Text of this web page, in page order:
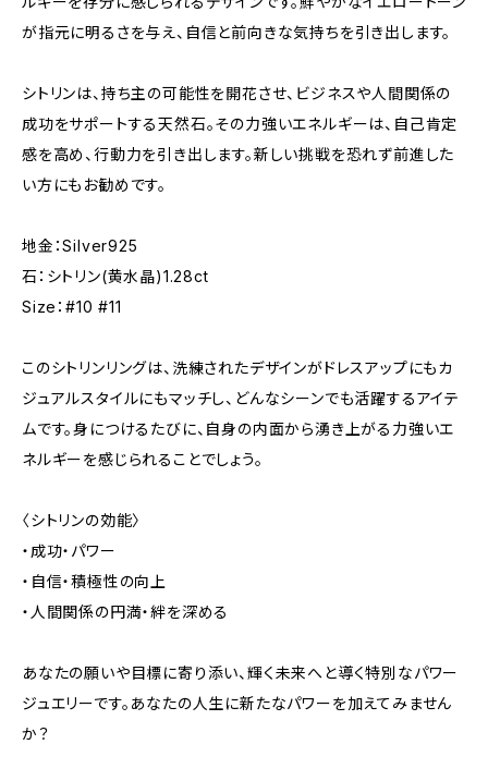
が指元に明るさを与え、自信と前向きな気持ちを引き出します。
シトリンは、持ち主の可能性を開花させ、ビジネスや人間関係の
成功をサポートする天然石。その力強いエネルギーは、自己肯定
感を高め、行動力を引き出します。新しい挑戦を恐れず前進した
い方にもお勧めです。
地金：Silver925
石：シトリン(黄水晶)1.28ct
Size：#10 #11
このシトリンリングは、洗練されたデザインがドレスアップにもカ
ジュアルスタイルにもマッチし、どんなシーンでも活躍するアイテ
ムです。身につけるたびに、自身の内面から湧き上がる力強いエ
ネルギーを感じられることでしょう。
〈シトリンの効能〉
・成功・パワー
・自信・積極性の向上
・人間関係の円満・絆を深める
あなたの願いや目標に寄り添い、輝く未来へと導く特別なパワー
ジュエリーです。あなたの人生に新たなパワーを加えてみません
か？